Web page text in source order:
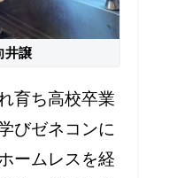
譲
育ち高校卒業
びゼネコンに
ームレスを経